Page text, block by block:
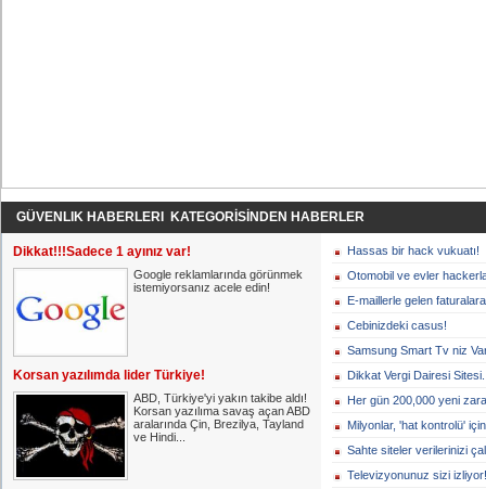
GÜVENLIK HABERLERI KATEGORİSİNDEN HABERLER
Dikkat!!!Sadece 1 ayınız var!
Google reklamlarında görünmek
istemiyorsanız acele edin!
Korsan yazılımda lider Türkiye!
ABD, Türkiye'yi yakın takibe aldı!
Korsan yazılıma savaş açan ABD
aralarında Çin, Brezilya, Tayland
ve Hindi...
Hassas bir hack vukuatı!
Otomobil ve evler
E-maillerle gelen
Cebinizdeki casus!
Samsung Smart Tv niz
Dikkat Vergi Dairesi
Her gün 200,000 yeni
Milyonlar, 'hat kontrolü'
Sahte siteler verilerinizi
Televizyonunuz sizi izliyor!